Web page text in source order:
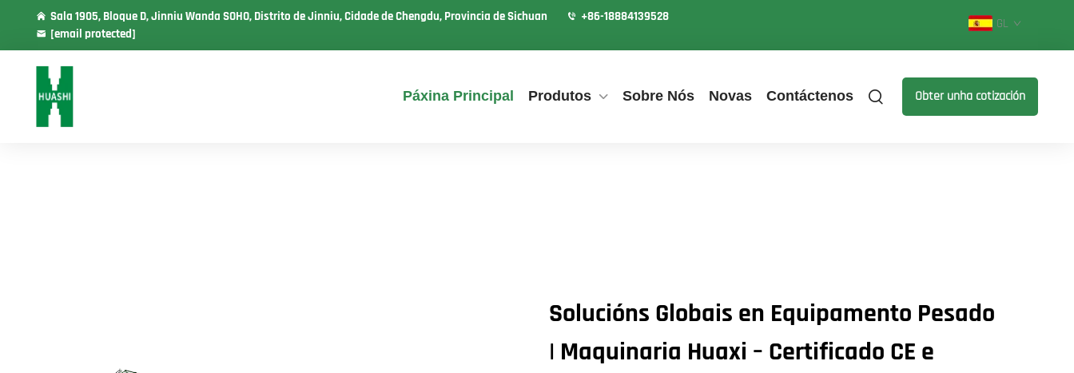
Sala 1905, Bloque D, Jinniu Wanda SOHO, Distrito de Jinniu, Cidade de Chengdu, Provincia de Sichuan
+86-18884139528
[email protected]
GL
Páxina Principal Produtos Sobre Nós Novas Contáctenos Obter unha cotización
Solucións Globais en Equipamento Pesado
| Maquinaria Huaxi – Certificado CE e